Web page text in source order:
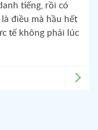
tiếng, rồi có
điều mà hầu hết
tế không phải lúc